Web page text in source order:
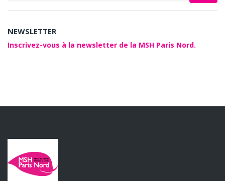
NEWSLETTER
Inscrivez-vous à la newsletter de la MSH Paris Nord.